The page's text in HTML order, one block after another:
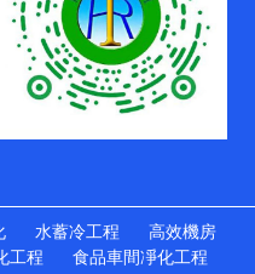
水蓄冷工程
高效機房
工程
食品車間凈化工程